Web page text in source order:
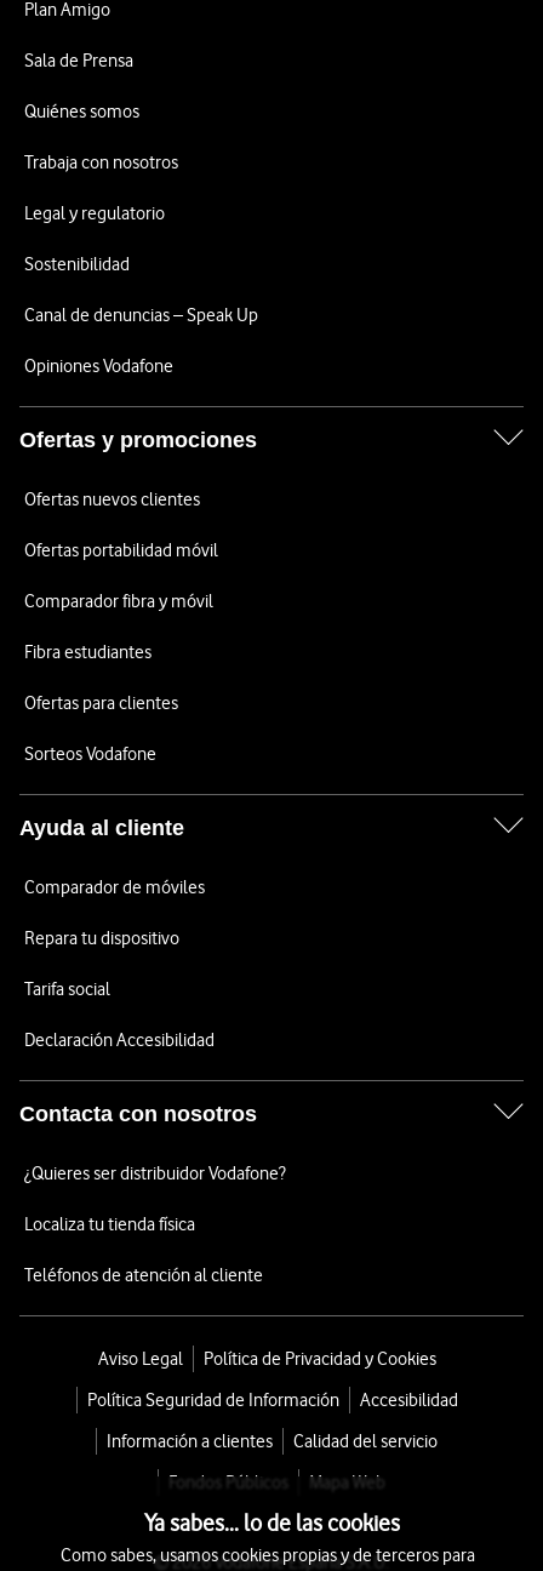
Plan Amigo
Sala de Prensa
Quiénes somos
Trabaja con nosotros
Legal y regulatorio
Sostenibilidad
Canal de denuncias – Speak Up
Opiniones Vodafone
Ofertas y promociones
Ofertas nuevos clientes
Ofertas portabilidad móvil
Comparador fibra y móvil
Fibra estudiantes
Ofertas para clientes
Sorteos Vodafone
Ayuda al cliente
Comparador de móviles
Repara tu dispositivo
Tarifa social
Declaración Accesibilidad
Contacta con nosotros
¿Quieres ser distribuidor Vodafone?
Localiza tu tienda física
Teléfonos de atención al cliente
Aviso Legal
Política de Privacidad y Cookies
Política Seguridad de Información
Accesibilidad
Información a clientes
Calidad del servicio
Fondos Públicos
Mapa Web
© 2026 Vodafone España S.A.U.
Ya sabes... lo de las cookies
Como sabes, usamos cookies propias y de terceros para